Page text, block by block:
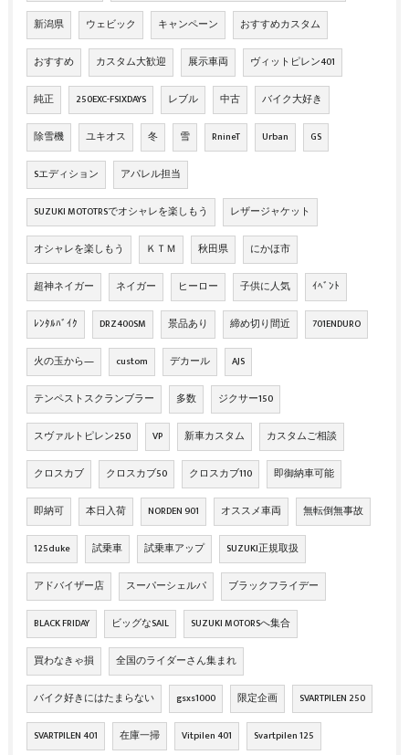
新潟県 ウェビック キャンペーン おすすめカスタム
おすすめ カスタム大歓迎 展示車両 ヴィットピレン401
純正 250EXC-FSIXDAYS レブル 中古 バイク大好き
除雪機 ユキオス 冬 雪 RnineT Urban GS
Sエディション アパレル担当
SUZUKI MOTOTRSでオシャレを楽しもう レザージャケット
オシャレを楽しもう ＫＴＭ 秋田県 にかほ市
超神ネイガー ネイガー ヒーロー 子供に人気 ｲﾍﾞﾝﾄ
ﾚﾝﾀﾙﾊﾞｲｸ DRZ400SM 景品あり 締め切り間近 701ENDURO
火の玉から― custom デカール AJS
テンペストスクランブラー 多数 ジクサー150
スヴァルトピレン250 VP 新車カスタム カスタムご相談
クロスカブ クロスカブ50 クロスカブ110 即御納車可能
即納可 本日入荷 NORDEN 901 オススメ車両 無転倒無事故
125duke 試乗車 試乗車アップ SUZUKI正規取扱
アドバイザー店 スーパーシェルパ ブラックフライデー
BLACK FRIDAY ビッグなSAIL SUZUKI MOTORSへ集合
買わなきゃ損 全国のライダーさん集まれ
バイク好きにはたまらない gsxs1000 限定企画 SVARTPILEN 250
SVARTPILEN 401 在庫一掃 Vitpilen 401 Svartpilen 125